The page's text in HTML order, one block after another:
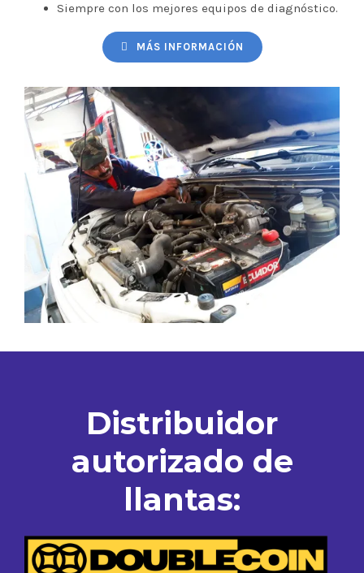
Siempre con los mejores equipos de diagnóstico.
MÁS INFORMACIÓN
Distribuidor
autorizado de
llantas: